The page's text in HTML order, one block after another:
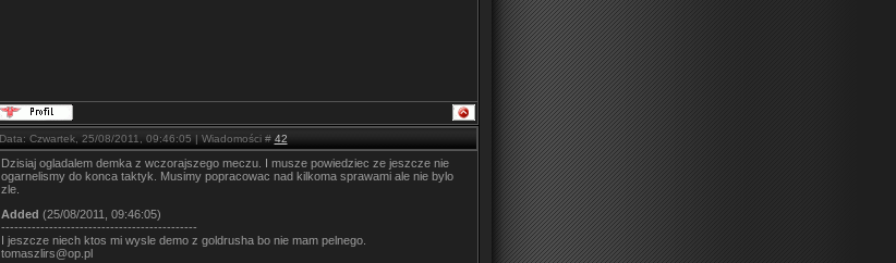
Data: Czwartek, 25/08/2011, 09:46:05 | Wiadomości # 42
Dzisiaj ogladalem demka z wczorajszego meczu. I musze powiedziec ze jeszcze nie
ogarnelismy do konca taktyk. Musimy popracowac nad kilkoma sprawami ale nie bylo
zle.
Added (25/08/2011, 09:46:05)
---------------------------------------------
I jeszcze niech ktos mi wysle demo z goldrusha bo nie mam pelnego.
tomaszlirs@op.pl